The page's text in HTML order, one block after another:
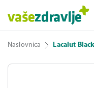
Naslovnica Lacalut